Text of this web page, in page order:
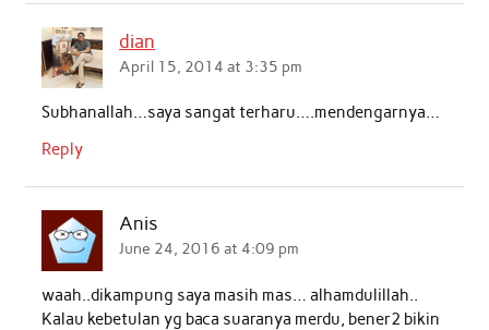
dian
April 15, 2014 at 3:35 pm
Subhanallah…saya sangat terharu….mendengarnya…
Reply
Anis
June 24, 2016 at 4:09 pm
waah..dikampung saya masih mas… alhamdulillah..
Kalau kebetulan yg baca suaranya merdu, bener2 bikin